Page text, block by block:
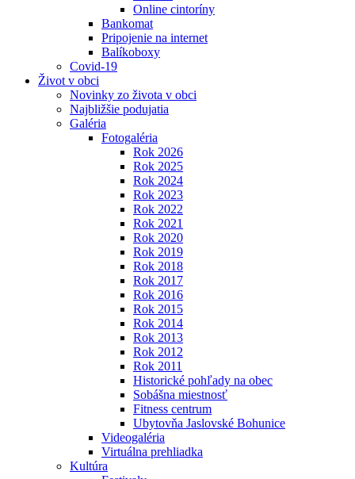
Online cintoríny
Bankomat
Pripojenie na internet
Balíkoboxy
Covid-19
Život v obci
Novinky zo života v obci
Najbližšie podujatia
Galéria
Fotogaléria
Rok 2026
Rok 2025
Rok 2024
Rok 2023
Rok 2022
Rok 2021
Rok 2020
Rok 2019
Rok 2018
Rok 2017
Rok 2016
Rok 2015
Rok 2014
Rok 2013
Rok 2012
Rok 2011
Historické pohľady na obec
Sobášna miestnosť
Fitness centrum
Ubytovňa Jaslovské Bohunice
Videogaléria
Virtuálna prehliadka
Kultúra